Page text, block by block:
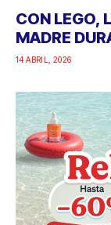
CON LEGO,
MADRE
14 ABRIL, 2026